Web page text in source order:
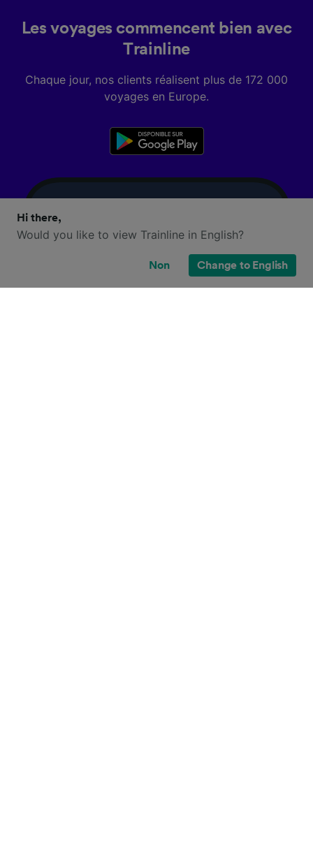
Les voyages commencent bien avec
Trainline
Chaque jour, nos clients réalisent plus de 172 000
voyages en Europe.
Hi there,
Would you like to view Trainline in English?
Non Change to English